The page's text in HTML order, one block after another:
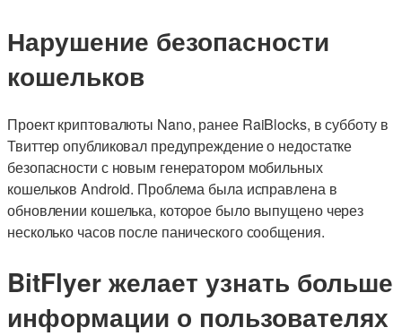
Нарушение безопасности
кошельков
Проект криптовалюты Nano, ранее RaiBlocks, в субботу в
Твиттер опубликовал предупреждение о недостатке
безопасности с новым генератором мобильных
кошельков Android. Проблема была исправлена в
обновлении кошелька, которое было выпущено через
несколько часов после панического сообщения.
BitFlyer желает узнать больше
информации о пользователях